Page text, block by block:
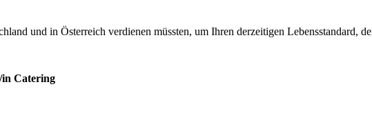
und in Österreich verdienen müssten, um Ihren derzeitigen Lebensstandard,
Catering